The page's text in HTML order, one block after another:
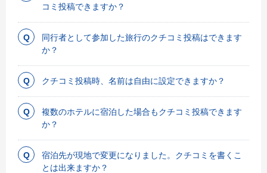
コミ投稿できますか？
同行者として参加した旅行のクチコミ投稿はできます
か？
クチコミ投稿時、名前は自由に設定できますか？
複数のホテルに宿泊した場合もクチコミ投稿できます
か？
宿泊先が現地で変更になりました。クチコミを書くこ
とは出来ますか？